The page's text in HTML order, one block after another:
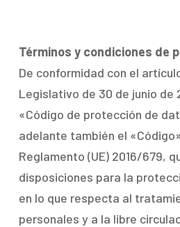
Términos y condiciones de
De conformidad con el
Legislativo de 30 de junio de
«Código de protección de
adelante también el
Reglamento (UE) 2016/679,
disposiciones para la
en lo que respecta al
personales y a la libre